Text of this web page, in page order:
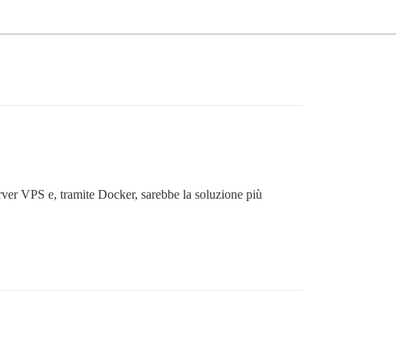
VPS e, tramite Docker, sarebbe la soluzione più